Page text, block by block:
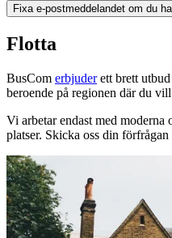
Fixa e-postmeddelandet om du
Flotta
BusCom erbjuderett brett
beroende på regionen där du
Vi arbetar endast med
platser. Skicka oss din